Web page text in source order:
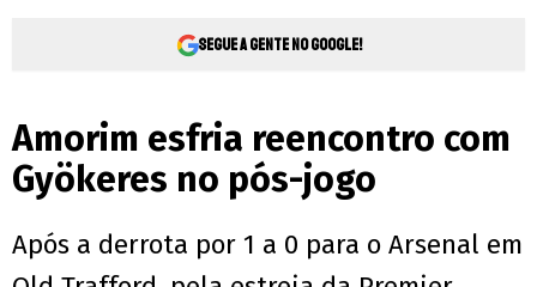
Segue a gente no Google!
Amorim esfria reencontro com
Gyökeres no pós-jogo
Após a derrota por 1 a 0 para o Arsenal em